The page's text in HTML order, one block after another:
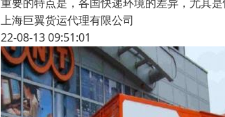
上海巨翼货运代理有限公司
22-08-13 09:51:01